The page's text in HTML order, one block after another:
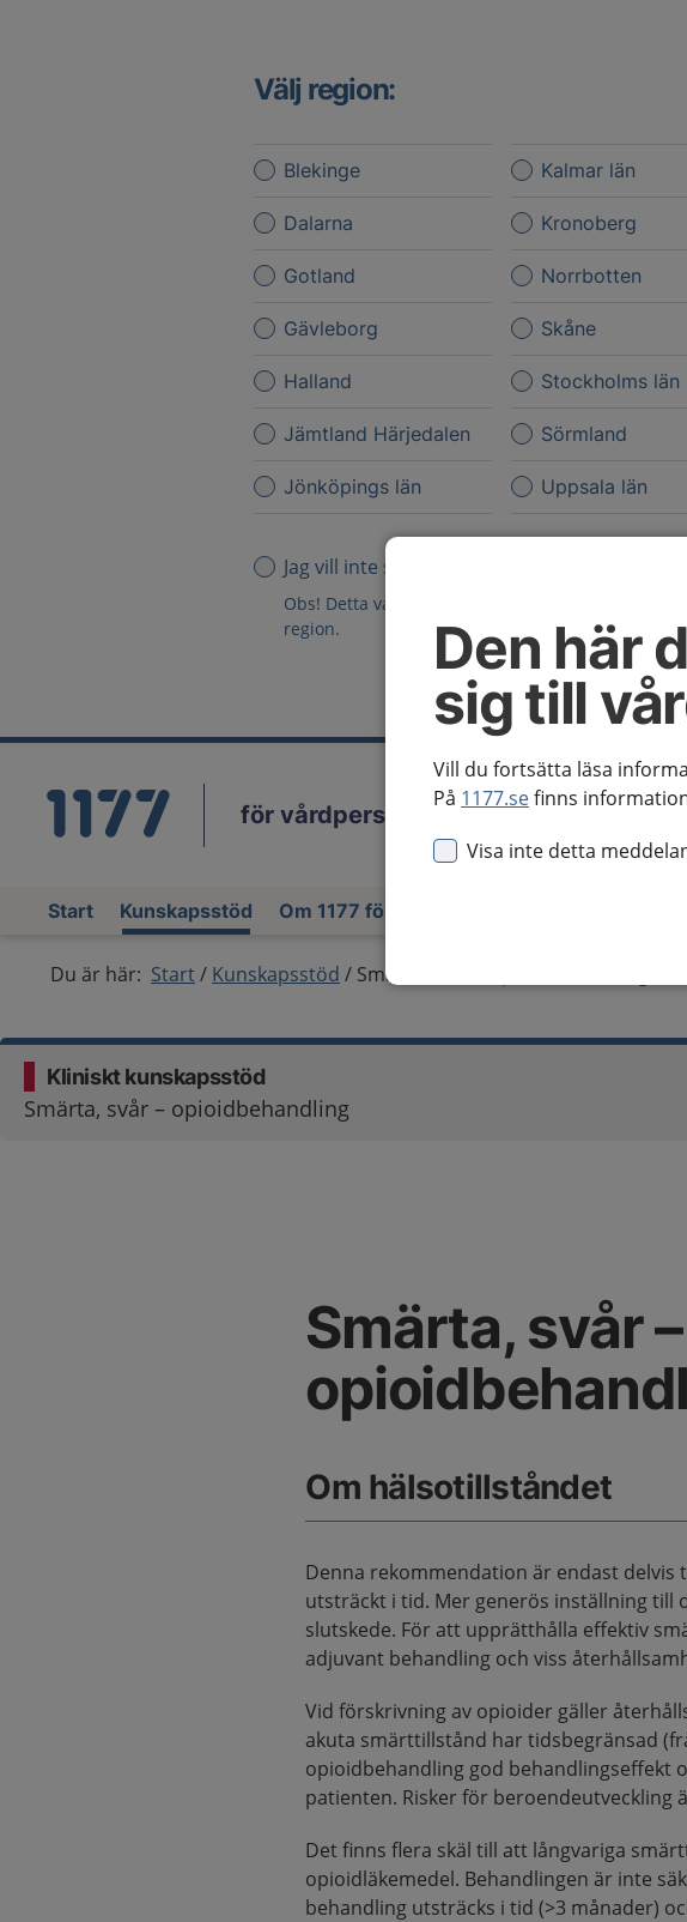
Den här
sig till
Vill du fortsätta läsa
På 1177.sefinns
Visa inte detta
Välj region:
Blekinge
Dalarna
Gotland
Gävleborg
Halland
Jämtland Härjedalen
Jönköpings län
Kalmar län
Kronoberg
Norrbotten
Skåne
Stockholms län
Sörmland
Uppsala län
Jag vill inte se någon regional information
Obs! Detta val innebär att du inte ser regionalt
region.
för vårdpersonal Välj region
Start Kunskapsstöd Om 1177 för vårdpersonal
Du är här: Start Kunskapsstöd Smärta, svår – opioidbehandling
Kliniskt kunskapsstöd
Smärta, svår – opioidbehandling
Smärta, svår –
Om hälsotillståndet
Denna rekommendation är endast delvis
utsträckt i tid. Mer generös inställning till
slutskede. För att upprätthålla effektiv
adjuvant behandling och viss
Vid förskrivning av opioider gäller
akuta smärttillstånd har tidsbegränsad
opioidbehandling god behandlingseffekt
patienten. Risker för beroendeutveckling
Det finns flera skäl till att långvariga
opioidläkemedel. Behandlingen är inte
behandling utsträcks i tid (>3 månader)